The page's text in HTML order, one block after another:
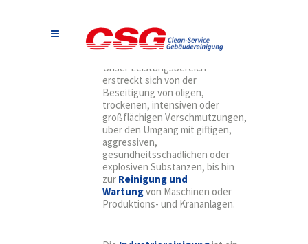
Produktionsbedingungen.
Mehr als nur Reinigung.
Unser Leistungsbereich
erstreckt sich von der
Beseitigung von öligen,
trockenen, intensiven oder
großflächigen Verschmutzungen,
über den Umgang mit giftigen,
aggressiven,
gesundheitsschädlichen oder
explosiven Substanzen, bis hin
zur Reinigung und
Wartungvon Maschinen oder
Produktions- und Krananlagen.